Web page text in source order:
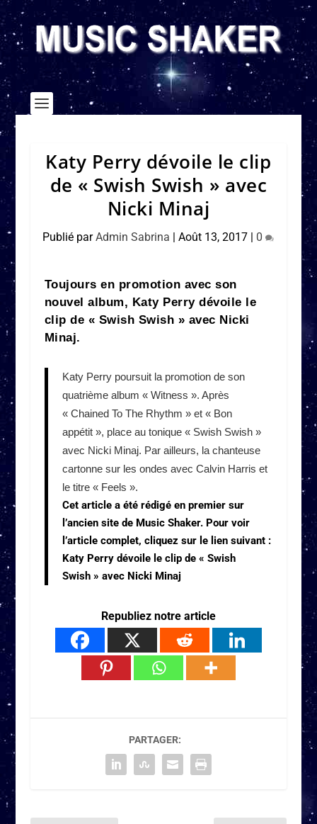
Katy Perry dévoile le clip
de « Swish Swish » avec
Nicki Minaj
Publié parAdmin Sabrina |Août 13, 2017 | 0
Toujours en promotion avec son
nouvel album, Katy Perry dévoile le
clip de « Swish Swish » avec Nicki
Minaj.
Katy Perry poursuit la promotion de son
quatrième album « Witness ». Après
« Chained To The Rhythm » et « Bon
appétit », place au tonique « Swish Swish »
avec Nicki Minaj. Par ailleurs, la chanteuse
cartonne sur les ondes avec Calvin Harris et
le titre « Feels ».
Cet article a été rédigé en premier sur
l’ancien site de Music Shaker. Pour voir
l’article complet, cliquez sur le lien suivant :
Katy Perry dévoile le clip de « Swish
Swish » avec Nicki Minaj
Republiez notre article
PARTAGER: